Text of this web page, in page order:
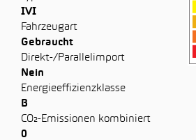
IVI
Fahrzeugart
Gebraucht
Direkt-/Parallelimport
Nein
Energieeffizienzklasse
B
CO₂-Emissionen kombiniert
0